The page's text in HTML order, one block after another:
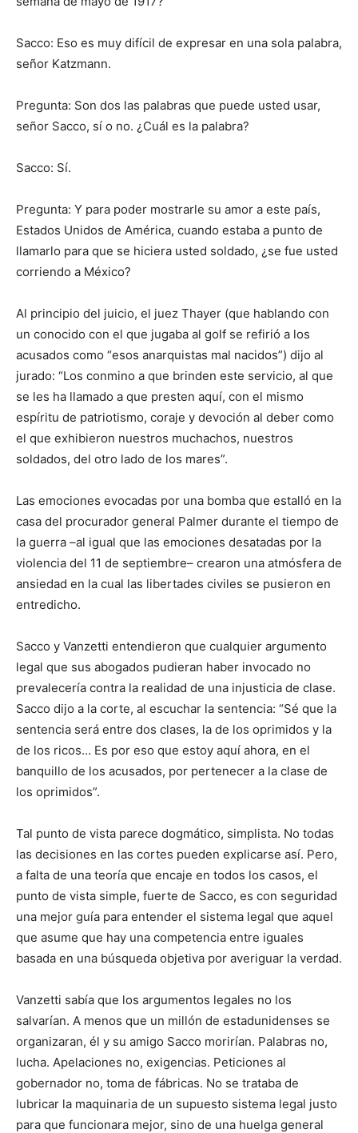
Sacco: Eso es muy difícil de expresar en una sola palabra,
señor Katzmann.
Pregunta: Son dos las palabras que puede usted usar,
señor Sacco, sí o no. ¿Cuál es la palabra?
Sacco: Sí.
Pregunta: Y para poder mostrarle su amor a este país,
Estados Unidos de América, cuando estaba a punto de
llamarlo para que se hiciera usted soldado, ¿se fue usted
corriendo a México?
Al principio del juicio, el juez Thayer (que hablando con
un conocido con el que jugaba al golf se refirió a los
acusados como “esos anarquistas mal nacidos”) dijo al
jurado: “Los conmino a que brinden este servicio, al que
se les ha llamado a que presten aquí, con el mismo
espíritu de patriotismo, coraje y devoción al deber como
el que exhibieron nuestros muchachos, nuestros
soldados, del otro lado de los mares”.
Las emociones evocadas por una bomba que estalló en la
casa del procurador general Palmer durante el tiempo de
la guerra –al igual que las emociones desatadas por la
violencia del 11 de septiembre– crearon una atmósfera de
ansiedad en la cual las libertades civiles se pusieron en
entredicho.
Sacco y Vanzetti entendieron que cualquier argumento
legal que sus abogados pudieran haber invocado no
prevalecería contra la realidad de una injusticia de clase.
Sacco dijo a la corte, al escuchar la sentencia: “Sé que la
sentencia será entre dos clases, la de los oprimidos y la
de los ricos… Es por eso que estoy aquí ahora, en el
banquillo de los acusados, por pertenecer a la clase de
los oprimidos”.
Tal punto de vista parece dogmático, simplista. No todas
las decisiones en las cortes pueden explicarse así. Pero,
a falta de una teoría que encaje en todos los casos, el
punto de vista simple, fuerte de Sacco, es con seguridad
una mejor guía para entender el sistema legal que aquel
que asume que hay una competencia entre iguales
basada en una búsqueda objetiva por averiguar la verdad.
Vanzetti sabía que los argumentos legales no los
salvarían. A menos que un millón de estadunidenses se
organizaran, él y su amigo Sacco morirían. Palabras no,
lucha. Apelaciones no, exigencias. Peticiones al
gobernador no, toma de fábricas. No se trataba de
lubricar la maquinaria de un supuesto sistema legal justo
para que funcionara mejor, sino de una huelga general